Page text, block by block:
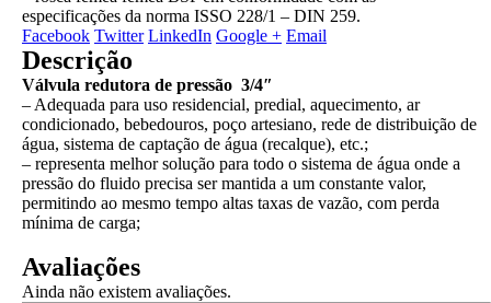
especificações da norma ISSO 228/1 – DIN 259.
Facebook Twitter LinkedIn Google + Email
Descrição
Válvula redutora de pressão 3/4″
– Adequada para uso residencial, predial, aquecimento, ar
condicionado, bebedouros, poço artesiano, rede de distribuição de
água, sistema de captação de água (recalque), etc.;
– representa melhor solução para todo o sistema de água onde a
pressão do fluido precisa ser mantida a um constante valor,
permitindo ao mesmo tempo altas taxas de vazão, com perda
mínima de carga;
Avaliações
Ainda não existem avaliações.